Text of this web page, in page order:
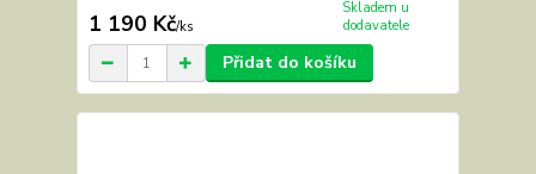
1 190 Kč/ks
Skladem u
dodavatele
Přidat do košíku